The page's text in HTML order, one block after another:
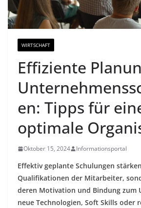
WIRTSCHAFT
Effiziente
en: Tipps für
optimale
Oktober 15, 2024 Informationsportal
Effektiv geplante Schulungen
Qualifikationen der Mitarbeiter,
deren Motivation und Bindung zum
neue Technologien, Soft Skills oder